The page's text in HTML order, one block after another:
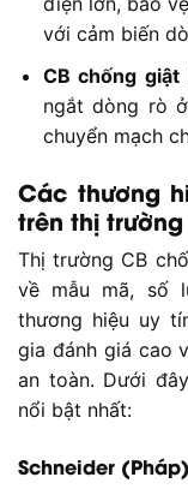
với cảm biến
CB chống giật
ngắt dòng rò
chuyển mạch
Các thương
trên thị trường
Thị trường CB
về mẫu mã, số
thương hiệu uy
gia đánh giá cao
an toàn. Dưới
nổi bật nhất:
Schneider (Pháp)